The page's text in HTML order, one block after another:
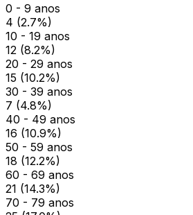
0 - 9 anos
4 (2.7%)
10 - 19 anos
12 (8.2%)
20 - 29 anos
15 (10.2%)
30 - 39 anos
7 (4.8%)
40 - 49 anos
16 (10.9%)
50 - 59 anos
18 (12.2%)
60 - 69 anos
21 (14.3%)
70 - 79 anos